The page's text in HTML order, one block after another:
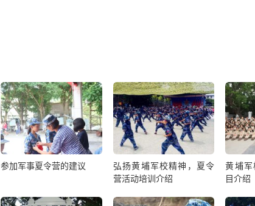
参加军事夏令营的建议
弘扬黄埔军校精神，夏令
营活动培训介绍
黄埔
目介绍